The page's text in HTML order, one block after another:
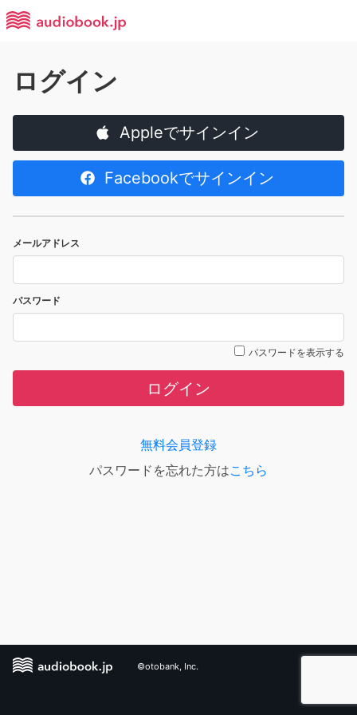
ログイン
Appleでサインイン
Facebookでサインイン
メールアドレス
パスワード
パスワードを表示する
ログイン
無料会員登録
パスワードを忘れた方はこちら
©otobank, Inc.